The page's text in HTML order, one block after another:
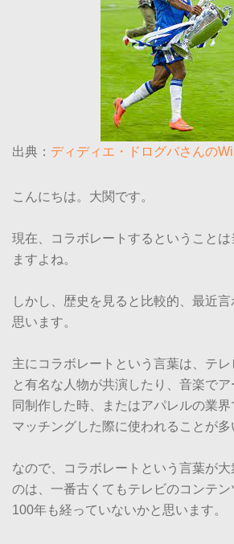
出典： ディディエ・ドログバさんの
こんにちは。大関です。
現在、コラボレートするということ
ますよね。
しかし、歴史を見ると比較的、最近
思います。
主にコラボレートという言葉は、テ
と有名な人物が共演したり、音楽で
同制作した時、またはアパレルの業
マッチングした際に使われることが多
なので、コラボレートという言葉が
のは、一番古くてもテレビのコンテ
100年も経っていないかと思います。